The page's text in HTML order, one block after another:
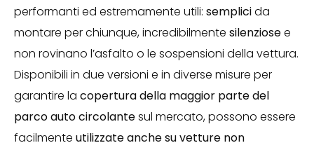
performanti ed estremamente utili: semplicida
montare per chiunque, incredibilmente silenziosee
non rovinano l’asfalto o le sospensioni della vettura.
Disponibili in due versioni e in diverse misure per
garantire la copertura della maggior parte del
parco auto circolantesul mercato, possono essere
facilmente utilizzate anche su vetture non